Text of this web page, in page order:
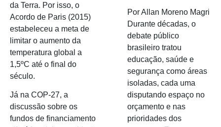
da Terra. Por isso, o
Acordo de Paris (2015)
estabeleceu a meta de
limitar o aumento da
temperatura global a
1,5ºC até o final do
século.
Já na COP-27, a
discussão sobre os
fundos de financiamento
Por Allan Moreno Magri
Durante décadas, o
debate público
brasileiro tratou
educação, saúde e
segurança como áreas
isoladas, cada uma
disputando espaço no
orçamento e nas
prioridades dos